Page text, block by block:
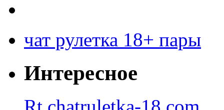
чат рулетка 18+ пары
Интересное